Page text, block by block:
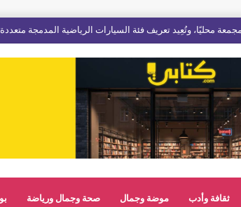
ثقافة وأدب موضة وجمال صحة وجمال ورياضة